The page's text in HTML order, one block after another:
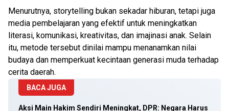
Menurutnya, storytelling bukan sekadar hiburan, tetapi juga
media pembelajaran yang efektif untuk meningkatkan
literasi, komunikasi, kreativitas, dan imajinasi anak. Selain
itu, metode tersebut dinilai mampu menanamkan nilai
budaya dan memperkuat kecintaan generasi muda terhadap
cerita daerah.
BACA JUGA
Aksi Main Hakim Sendiri Meningkat, DPR: Negara Harus